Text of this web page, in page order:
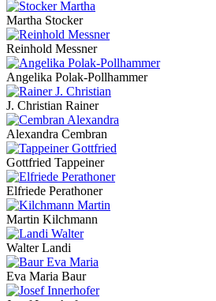
Martha Stocker
Reinhold Messner
Angelika Polak-Pollhammer
J. Christian Rainer
Alexandra Cembran
Gottfried Tappeiner
Elfriede Perathoner
Martin Kilchmann
Walter Landi
Eva Maria Baur